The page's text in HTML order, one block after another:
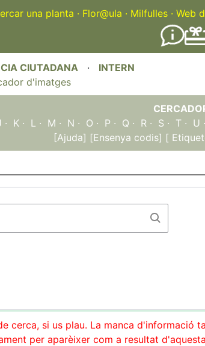
una planta · Flor@ula · Milfulles · Web
CIUTADANA · INTERN
d'imatges
· K · L · M · N · O · P · Q · R · S · T · U ·
[Ajuda] [Ensenya codis] [
cerca, si us plau. La manca d'informació
per aparèixer com a resultat